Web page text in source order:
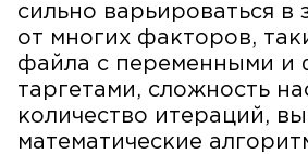
сильно варьироваться в
от многих факторов,
файла с переменными и
таргетами, сложность
количество итераций,
математические